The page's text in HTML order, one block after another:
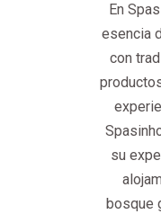
En
esencia
con
su
bosque